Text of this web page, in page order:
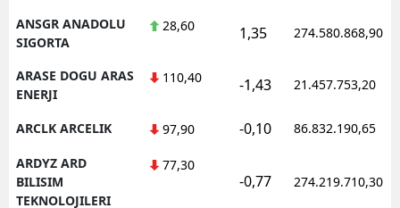
ANSGR ANADOLU
SIGORTA
28,60 1,35 274.580.868,90
ARASE DOGU ARAS
ENERJI
110,40 -1,43 21.457.753,20
ARCLK ARCELIK 97,90 -0,10 86.832.190,65
ARDYZ ARD
BILISIM
TEKNOLOJILERI
77,30
-0,77 274.219.710,30